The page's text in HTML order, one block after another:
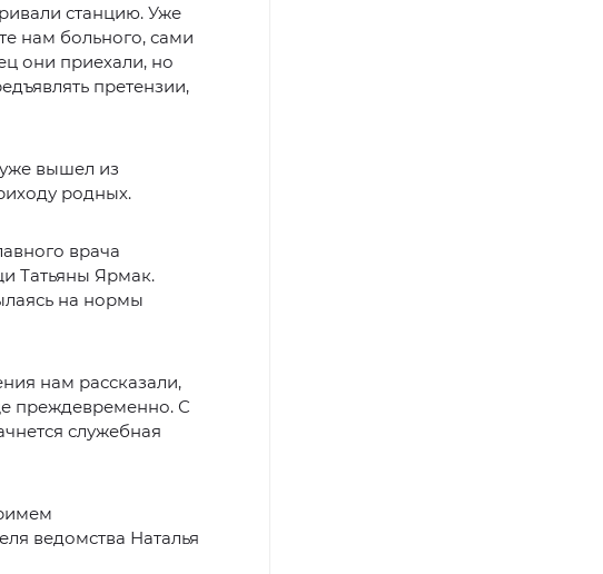
станцию. Уже
нам больного, сами
они приехали, но
претензии,
вышел из
родных.
врача
Татьяны Ярмак.
на нормы
нам рассказали,
преждевременно. С
служебная
ведомства Наталья